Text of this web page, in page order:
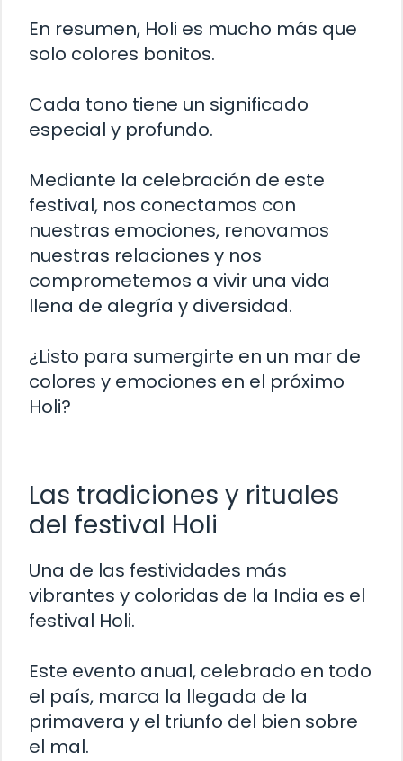
En resumen, Holi es mucho más que
solo colores bonitos.
Cada tono tiene un significado
especial y profundo.
Mediante la celebración de este
festival, nos conectamos con
nuestras emociones, renovamos
nuestras relaciones y nos
comprometemos a vivir una vida
llena de alegría y diversidad.
¿Listo para sumergirte en un mar de
colores y emociones en el próximo
Holi?
Las tradiciones y rituales
del festival Holi
Una de las festividades más
vibrantes y coloridas de la India es el
festival Holi.
Este evento anual, celebrado en todo
el país, marca la llegada de la
primavera y el triunfo del bien sobre
el mal.